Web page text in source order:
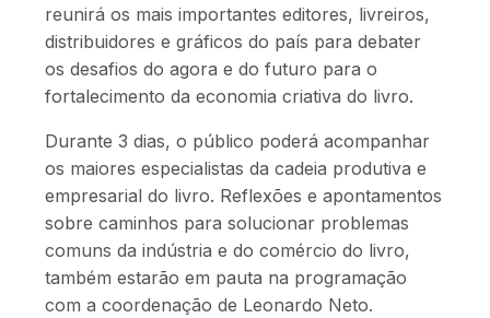
reunirá os mais importantes editores, livreiros,
distribuidores e gráficos do país para debater
os desafios do agora e do futuro para o
fortalecimento da economia criativa do livro.
Durante 3 dias, o público poderá acompanhar
os maiores especialistas da cadeia produtiva e
empresarial do livro. Reflexões e apontamentos
sobre caminhos para solucionar problemas
comuns da indústria e do comércio do livro,
também estarão em pauta na programação
com a coordenação de Leonardo Neto.